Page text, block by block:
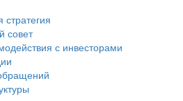
совет
с инвесторами